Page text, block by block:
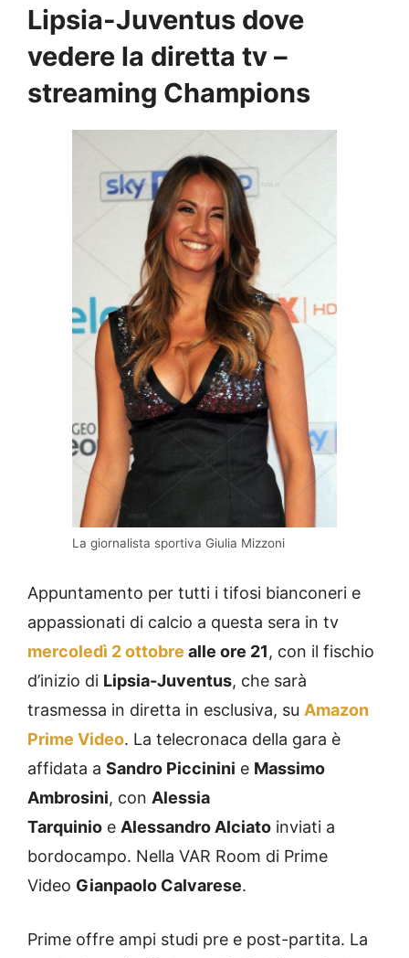
Lipsia-Juventus dove
vedere la diretta tv –
streaming Champions
La giornalista sportiva Giulia Mizzoni
Appuntamento per tutti i tifosi bianconeri e
appassionati di calcio a questa sera in tv
mercoledì 2 ottobre alle ore 21, con il fischio
d’inizio di Lipsia-Juventus, che sarà
trasmessa in diretta in esclusiva, su Amazon
Prime Video. La telecronaca della gara è
affidata a Sandro Piccinini e Massimo
Ambrosini, con Alessia
Tarquinio e Alessandro Alciato inviati a
bordocampo. Nella VAR Room di Prime
Video Gianpaolo Calvarese.
Prime offre ampi studi pre e post-partita. La